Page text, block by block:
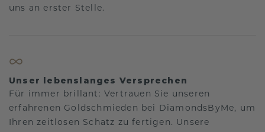
uns an erster Stelle.
Unser lebenslanges Versprechen
Für immer brillant: Vertrauen Sie unseren
erfahrenen Goldschmieden bei DiamondsByMe, um
Ihren zeitlosen Schatz zu fertigen. Unsere